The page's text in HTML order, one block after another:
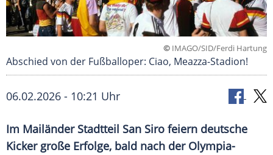
© IMAGO/SID/Ferdi Hartung
Abschied von der Fußballoper: Ciao, Meazza-Stadion!
06.02.2026 - 10:21 Uhr
Im Mailänder Stadtteil San Siro feiern deutsche
Kicker große Erfolge, bald nach der Olympia-